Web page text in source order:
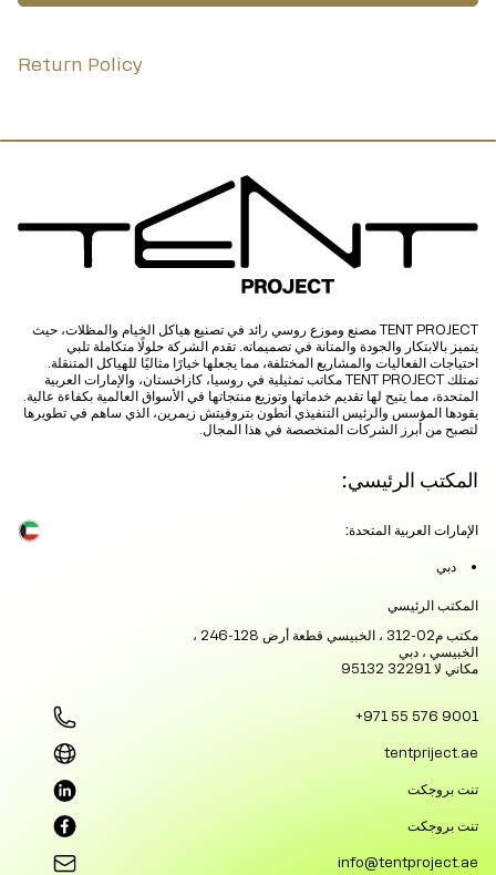
Return Policy
TENT PROJECT مصنع وموزع روسي رائد في تصنيع هياكل الخيام والمظلات، حيث
يتميز بالابتكار والجودة والمتانة في تصميماته. تقدم الشركة حلولًا متكاملة تلبي
احتياجات الفعاليات والمشاريع المختلفة، مما يجعلها خيارًا مثاليًا للهياكل المتنقلة.
تمتلك TENT PROJECT مكاتب تمثيلية في روسيا، كازاخستان، والإمارات العربية
المتحدة، مما يتيح لها تقديم خدماتها وتوزيع منتجاتها في الأسواق العالمية بكفاءة عالية.
يقودها المؤسس والرئيس التنفيذي أنطون بتروفيتش زيمرين، الذي ساهم في تطويرها
لتصبح من أبرز الشركات المتخصصة في هذا المجال.
المكتب الرئيسي:
الإمارات العربية المتحدة:
دبي
المكتب الرئيسي
مكتب م02-312 ، الخبيسي قطعة أرض 128-246 ،
الخبيسي ، دبي
مكاني لا 32291 95132
+971 55 576 9001
tentpriject.ae
تنت بروجكت
تنت بروجكت
info@tentproject.ae